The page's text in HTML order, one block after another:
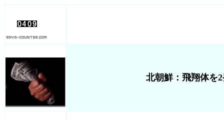
北朝鮮：飛翔体を